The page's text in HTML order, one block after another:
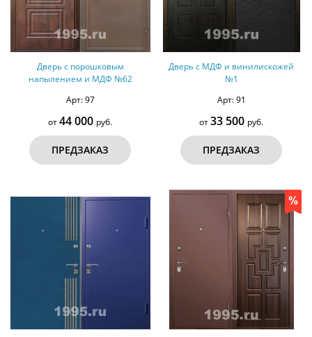
Дверь с порошковым
напылением и МДФ №62
Арт: 97
от44 000 руб.
ПРЕДЗАКАЗ
Дверь с МДФ и винилискожей
№1
Арт: 91
от33 500 руб.
ПРЕДЗАКАЗ